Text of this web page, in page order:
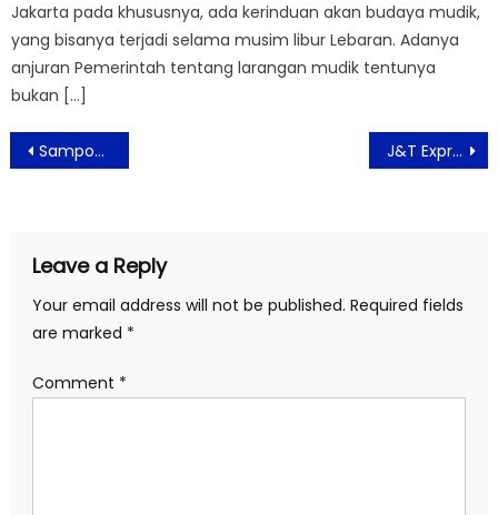
Jakarta pada khususnya, ada kerinduan akan budaya mudik,
yang bisanya terjadi selama musim libur Lebaran. Adanya
anjuran Pemerintah tentang larangan mudik tentunya
bukan […]
Post
navigation
Sampoerna University Gelar DisruptED 2021 Conference Dukung Guru Hadapi Era Disrupsi Pendidikan J&T Express Melalui Program Kemanusiaan Salurkan Bantuan Kepada 3000 lebih Korban Bencana
Leave a Reply
Your email address will not be published. Required fields
are marked *
Comment *